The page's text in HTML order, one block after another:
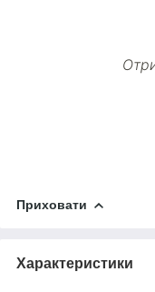
Приховати
Характеристики